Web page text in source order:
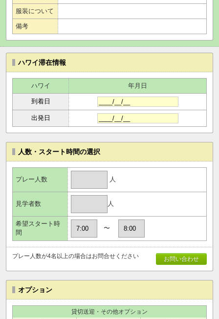
服装について
備考
ハワイ滞在情報
ハワイ 年月日
到着日
出発日
人数・スタート時間の選択
プレー人数 人
見学者数 人
希望スタート時
間
〜
お問い合わせ
プレー人数が4名以上の場合はお問合せください
オプション
貸切送迎・その他オプション